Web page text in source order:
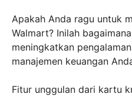
Apakah Anda ragu untuk
Walmart? Inilah
meningkatkan
manajemen keuangan
Fitur unggulan dari kartu